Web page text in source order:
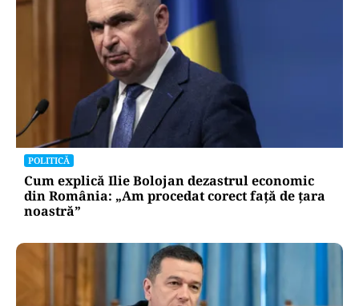
POLITICĂ
Cum explică Ilie Bolojan dezastrul economic
din România: „Am procedat corect față de țara
noastră”